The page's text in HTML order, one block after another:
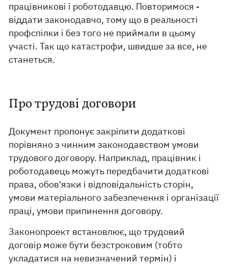
працівникові і роботодавцю. Повторимося -
віддати законодавчо, тому що в реальності
профспілки і без того не приймали в цьому
участі. Так що катастрофи, швидше за все, не
станеться.
Про трудові договори
Документ пропонує закріпити додаткові
порівняно з чинним законодавством умови
трудового договору. Наприклад, працівник і
роботодавець можуть передбачити додаткові
права, обов'язки і відповідальність сторін,
умови матеріального забезпечення і організації
праці, умови припинення договору.
Законопроект встановлює, що трудовий
договір може бути безстроковим (тобто
укладатися на невизначений термін) і